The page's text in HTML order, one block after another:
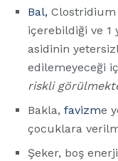
Bal, Clostridium
içerebildiği ve 1
asidinin
edilemeyeceği
riskli
Bakla, favizme
çocuklara
Şeker, boş